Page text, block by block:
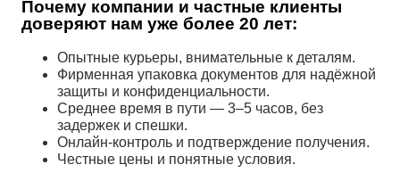
Почему компании и частные клиенты
доверяют нам уже более 20 лет:
Опытные курьеры, внимательные к деталям.
Фирменная упаковка документов для надёжной
защиты и конфиденциальности.
Среднее время в пути — 3–5 часов, без
задержек и спешки.
Онлайн-контроль и подтверждение получения.
Честные цены и понятные условия.